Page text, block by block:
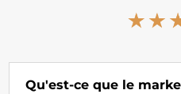
Qu'est-ce que le